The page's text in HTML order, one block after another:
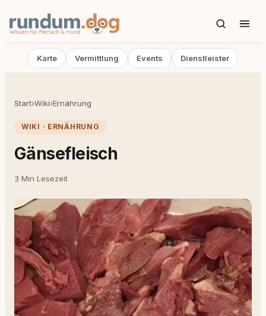
Karte Vermittlung Events Dienstleister
Start›Wiki›Ernährung
WIKI · ERNÄHRUNG
Gänsefleisch
3 Min Lesezeit